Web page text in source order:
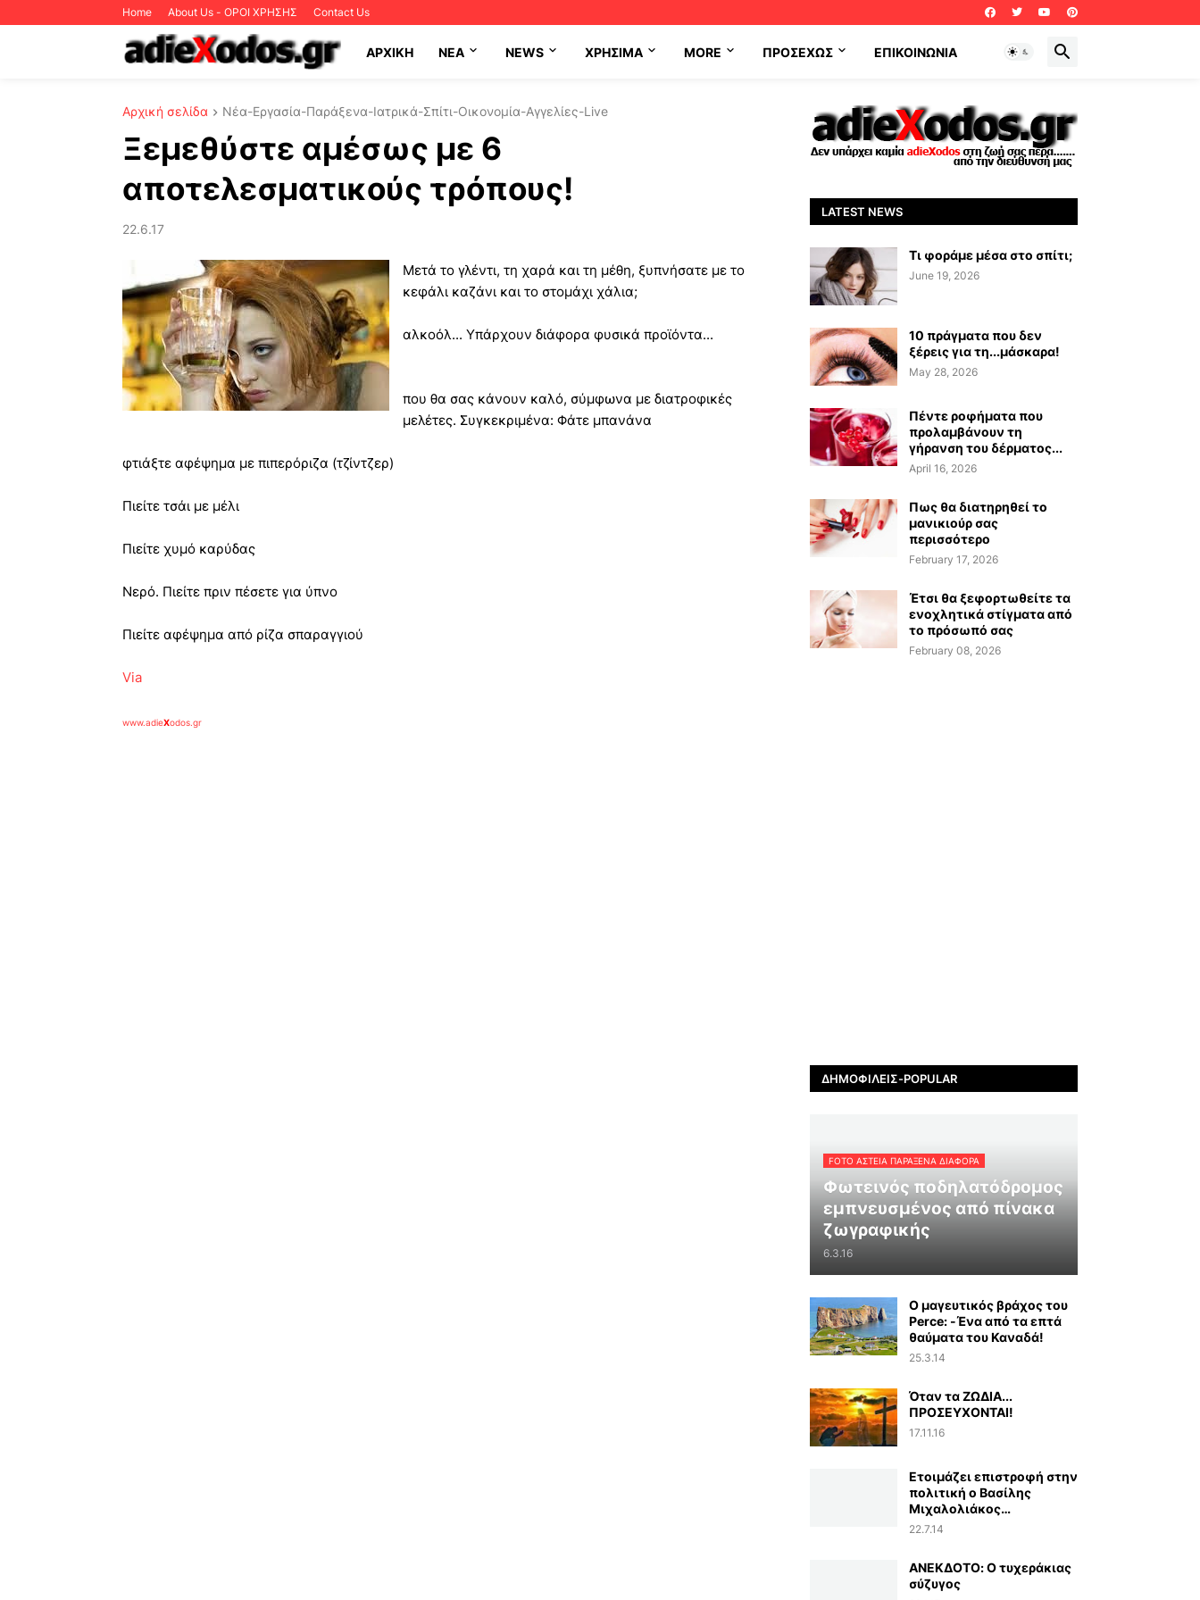
Home About Us - ΟΡΟΙ ΧΡΗΣΗΣ Contact Us
ΑΡΧΙΚΗ NEA NEWS ΧΡΉΣΙΜΑ MORE ΠΡΟΣΕΧΩΣ ΕΠΙΚΟΙΝΩΝΊΑ
Αρχική σελίδα Νέα-Εργασία-Παράξενα-Ιατρικά-Σπίτι-Οικονομία-Αγγελίες-Live
Ξεμεθύστε αμέσως με 6
αποτελεσματικούς τρόπους!
22.6.17
Μετά το γλέντι, τη χαρά και τη μέθη, ξυπνήσατε με το
κεφάλι καζάνι και το στομάχι χάλια;
αλκοόλ... Υπάρχουν διάφορα φυσικά προϊόντα...
που θα σας κάνουν καλό, σύμφωνα με διατροφικές
μελέτες. Συγκεκριμένα: Φάτε μπανάνα
φτιάξτε αφέψημα με πιπερόριζα (τζίντζερ)
Πιείτε τσάι με μέλι
Πιείτε χυμό καρύδας
Νερό. Πιείτε πριν πέσετε για ύπνο
Πιείτε αφέψημα από ρίζα σπαραγγιού
Via
www.adieXodos.gr
LATEST NEWS
Τι φοράμε μέσα στο σπίτι;
June 19, 2026
10 πράγματα που δεν
ξέρεις για τη...μάσκαρα!
May 28, 2026
Πέντε ροφήματα που
προλαμβάνουν τη
γήρανση του δέρματος...
April 16, 2026
Πως θα διατηρηθεί το
μανικιούρ σας
περισσότερο
February 17, 2026
Έτσι θα ξεφορτωθείτε τα
ενοχλητικά στίγματα από
το πρόσωπό σας
February 08, 2026
ΔΗΜΟΦΙΛΕΊΣ-POPULAR
FOTO ΑΣΤΕΙΑ ΠΑΡΑΞΕΝΑ ΔΙΑΦΟΡΑ
Φωτεινός ποδηλατόδρομος
εμπνευσμένος από πίνακα
ζωγραφικής
6.3.16
Ο μαγευτικός βράχος του
Perce: -Ένα από τα επτά
θαύματα του Καναδά!
25.3.14
Όταν τα ΖΩΔΙΑ...
ΠΡΟΣΕΥΧΟΝΤΑΙ!
17.11.16
Ετοιμάζει επιστροφή στην
πολιτική ο Βασίλης
Μιχαλολιάκος…
22.7.14
ΑΝΕΚΔΟΤΟ: Ο τυχεράκιας
σύζυγος